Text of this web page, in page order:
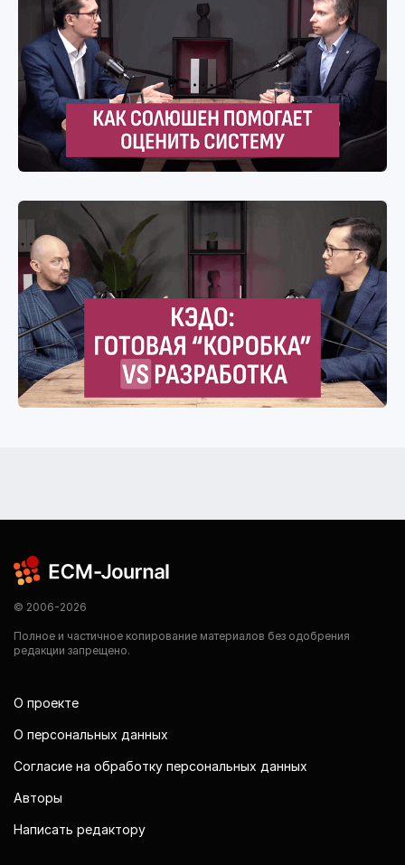
© 2006-2026
Полное и частичное копирование материалов без одобрения
редакции запрещено.
О проекте
О персональных данных
Согласие на обработку персональных данных
Авторы
Написать редактору